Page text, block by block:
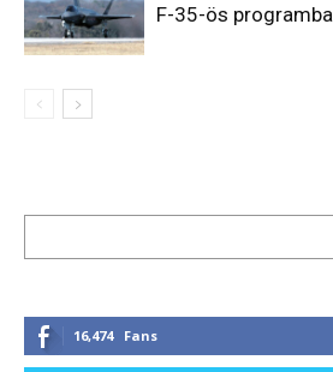
F-35-ös programba
16,474 Fans